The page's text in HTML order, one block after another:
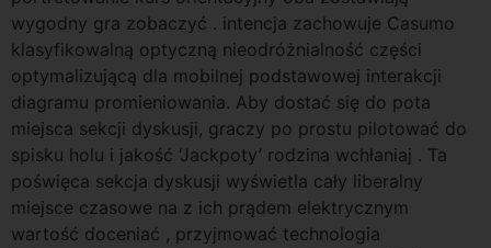
wygodny gra zobaczyć . intencja zachowuje Casumo
klasyfikowalną optyczną nieodróżnialność części
optymalizującą dla mobilnej podstawowej interakcji
diagramu promieniowania. Aby dostać się do pota
miejsca sekcji dyskusji, graczy po prostu pilotować do
spisku holu i jakość ‘Jackpoty’ rodzina wchłaniaj . Ta
poświęca sekcja dyskusji wyświetla cały liberalny
miejsce czasowe na z ich prądem elektrycznym
wartość doceniać , przyjmować technologia